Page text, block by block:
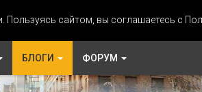
сайтом, вы соглашаетесь с
БЛОГИ ФОРУМ